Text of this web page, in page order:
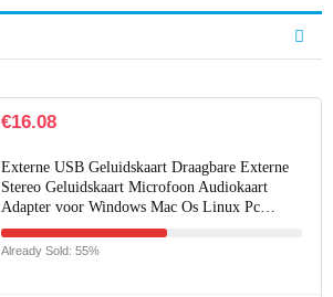
€16.08
Externe USB Geluidskaart Draagbare Externe
Stereo Geluidskaart Microfoon Audiokaart
Adapter voor Windows Mac Os Linux Pc…
Already Sold: 55%